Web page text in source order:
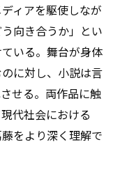
ィアを駆使しなが
向き合うか」とい
いる。舞台が身体
に対し、小説は言
せる。両作品に触
代社会における
をより深く理解で